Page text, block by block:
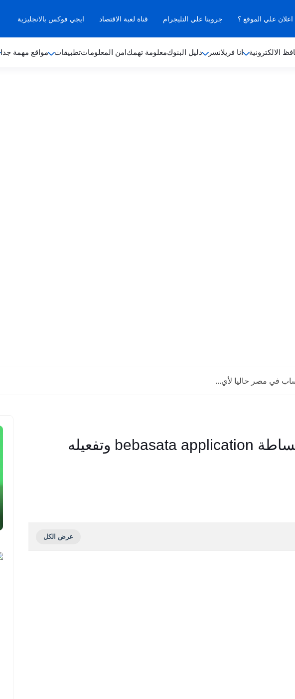
اعلان علي الموقع ؟ جروبنا علي التليجرام قناة لعبة الاقتصاد ايجي فوكس بالانجليزية
الالكترونية انا فريلانسر دليل البنوكمعلومة تهمكامن المعلوماتتطبيقات مواقع مهمة جدا
في مصر حاليا لأي...
خطوات التسجيل في تطبيق ببساطة bebasata application وتفعيله